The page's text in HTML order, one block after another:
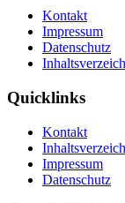
Kontakt
Impressum
Datenschutz
Quicklinks
Kontakt
Impressum
Datenschutz